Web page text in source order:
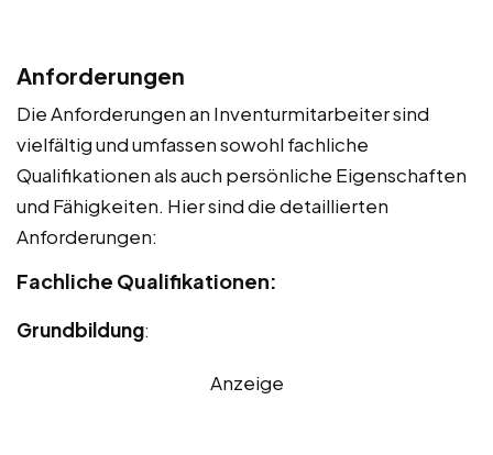
Anforderungen
Die Anforderungen an Inventurmitarbeiter sind
vielfältig und umfassen sowohl fachliche
Qualifikationen als auch persönliche Eigenschaften
und Fähigkeiten. Hier sind die detaillierten
Anforderungen:
Fachliche Qualifikationen:
Grundbildung:
Anzeige